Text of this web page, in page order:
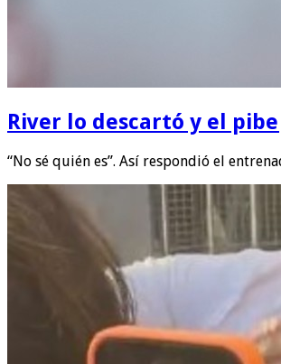
River lo descartó y el
“No sé quién es”. Así respondió el